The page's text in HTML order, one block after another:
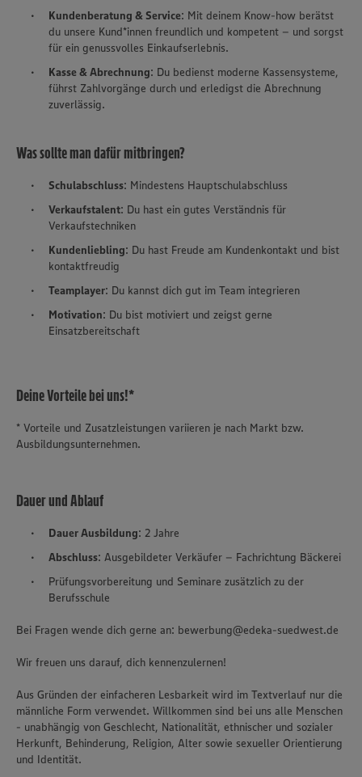
Kundenberatung & Service: Mit deinem Know-how berätst
du unsere Kund*innen freundlich und kompetent – und sorgst
für ein genussvolles Einkaufserlebnis.
Kasse & Abrechnung: Du bedienst moderne Kassensysteme,
führst Zahlvorgänge durch und erledigst die Abrechnung
zuverlässig.
Was sollte man dafür mitbringen?
Schulabschluss: Mindestens Hauptschulabschluss
Verkaufstalent: Du hast ein gutes Verständnis für
Verkaufstechniken
Kundenliebling: Du hast Freude am Kundenkontakt und bist
kontaktfreudig
Teamplayer: Du kannst dich gut im Team integrieren
Motivation: Du bist motiviert und zeigst gerne
Einsatzbereitschaft
Deine Vorteile bei uns!*
* Vorteile und Zusatzleistungen variieren je nach Markt bzw.
Ausbildungsunternehmen.
Dauer und Ablauf
Dauer Ausbildung: 2 Jahre
Abschluss: Ausgebildeter Verkäufer – Fachrichtung Bäckerei
Prüfungsvorbereitung und Seminare zusätzlich zu der
Berufsschule
Bei Fragen wende dich gerne an: bewerbung@edeka-suedwest.de
Wir freuen uns darauf, dich kennenzulernen!
Aus Gründen der einfacheren Lesbarkeit wird im Textverlauf nur die
männliche Form verwendet. Willkommen sind bei uns alle Menschen
- unabhängig von Geschlecht, Nationalität, ethnischer und sozialer
Herkunft, Behinderung, Religion, Alter sowie sexueller Orientierung
und Identität.